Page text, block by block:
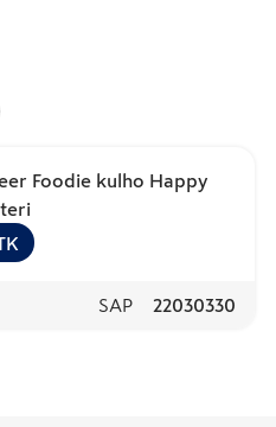
Foodie kulho Happy
SAP 22030330